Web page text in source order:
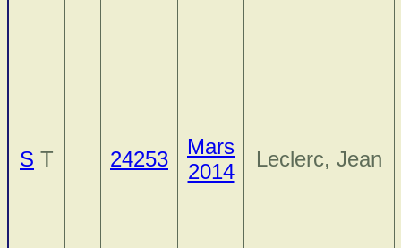
S T 24253
Mars
2014
Leclerc, Jean